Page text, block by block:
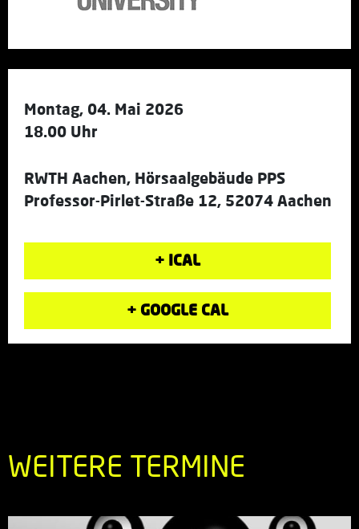
Montag, 04. Mai 2026
18.00 Uhr
RWTH Aachen, Hörsaalgebäude PPS
Professor-Pirlet-Straße 12, 52074 Aachen
+ ICAL
+ GOOGLE CAL
WEITERE TERMINE